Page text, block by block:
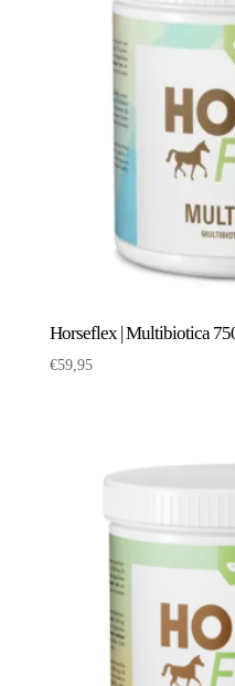
Horseflex | Multibiotica
€59,95